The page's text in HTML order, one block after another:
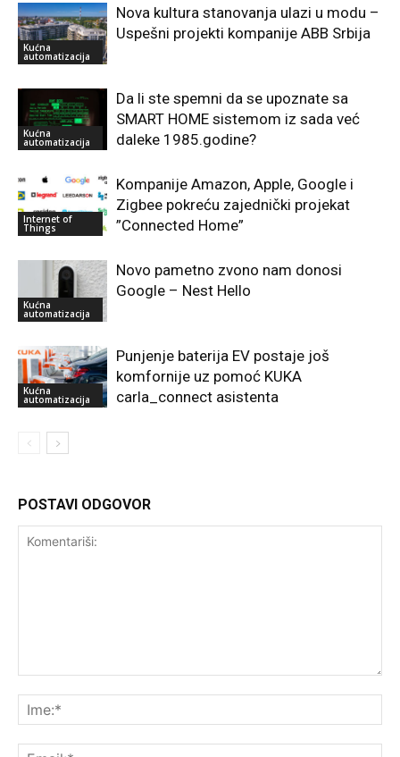
Kućna
automatizacija
Nova kultura stanovanja ulazi u modu –
Uspešni projekti kompanije ABB Srbija
Kućna
automatizacija
Da li ste spemni da se upoznate sa
SMART HOME sistemom iz sada već
daleke 1985.godine?
Internet of
Things
Kompanije Amazon, Apple, Google i
Zigbee pokreću zajednički projekat
”Connected Home”
Kućna
automatizacija
Novo pametno zvono nam donosi
Google – Nest Hello
Kućna
automatizacija
Punjenje baterija EV postaje još
komfornije uz pomoć KUKA
carla_connect asistenta
POSTAVI ODGOVOR